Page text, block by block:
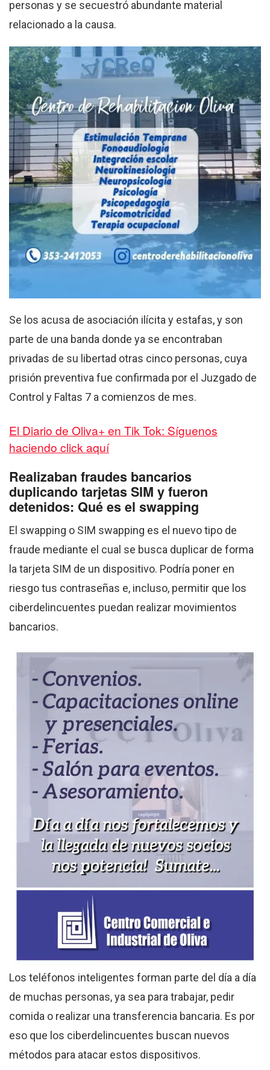
personas y se secuestró abundante material
relacionado a la causa.
Se los acusa de asociación ilícita y estafas, y son
parte de una banda donde ya se encontraban
privadas de su libertad otras cinco personas, cuya
prisión preventiva fue confirmada por el Juzgado de
Control y Faltas 7 a comienzos de mes.
El Diario de Oliva+ en Tik Tok: Síguenos
haciendo click aquí
Realizaban fraudes bancarios
duplicando tarjetas SIM y fueron
detenidos: Qué es el swapping
El swapping o SIM swapping es el nuevo tipo de
fraude mediante el cual se busca duplicar de forma
la tarjeta SIM de un dispositivo. Podría poner en
riesgo tus contraseñas e, incluso, permitir que los
ciberdelincuentes puedan realizar movimientos
bancarios.
Los teléfonos inteligentes forman parte del día a día
de muchas personas, ya sea para trabajar, pedir
comida o realizar una transferencia bancaria. Es por
eso que los ciberdelincuentes buscan nuevos
métodos para atacar estos dispositivos.